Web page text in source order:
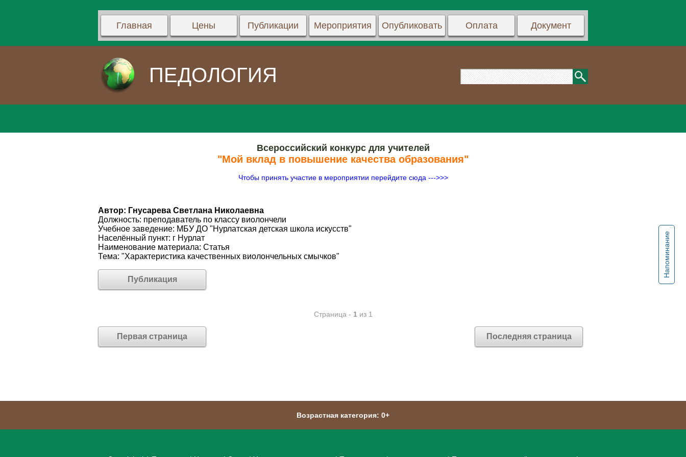
Главная Цены Публикации Мероприятия Опубликовать Оплата Документ
ПЕДОЛОГИЯ
Напоминание
Всероссийский конкурс для учителей
"Мой вклад в повышение качества образования"
Чтобы принять участие в мероприятии перейдите сюда --->>>
Автор: Гнусарева Светлана Николаевна
Должность: преподаватель по классу виолончели
Учебное заведение: МБУ ДО "Нурлатская детская школа искусств"
Населённый пункт: г Нурлат
Наименование материала: Статья
Тема: "Характеристика качественных виолончельных смычков"
Публикация
Страница - 1 из 1
Первая страница Последняя страница
Возрастная категория: 0+